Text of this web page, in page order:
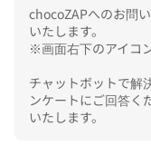
chocoZAPへのお問
いたします。
※画面右下のアイコ
チャットボットで解
ンケートにご回答く
いたします。